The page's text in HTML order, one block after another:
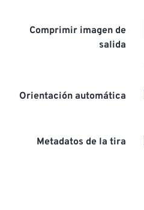
Comprimir imagen de
salida
Orientación automática
Metadatos de la tira